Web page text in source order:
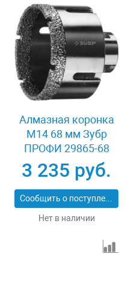
Алмазная коронка
М14 68 мм Зубр
ПРОФИ 29865-68
3 235 руб.
Сообщить о поступлении
Нет в наличии